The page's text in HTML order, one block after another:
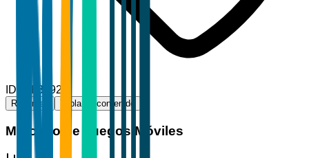
ID TBI-36929
Resumen Tabla de contenido
Mercado de Juegos Móviles